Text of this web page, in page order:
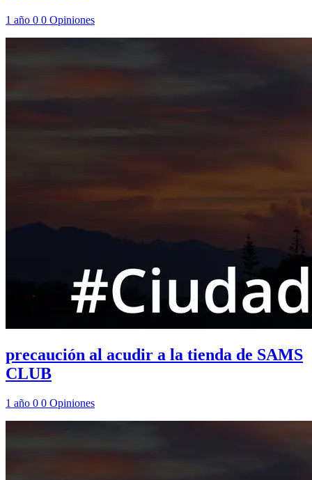
1 año 0 0 Opiniones
precaución al acudir a la tienda de SAMS
CLUB
1 año 0 0 Opiniones